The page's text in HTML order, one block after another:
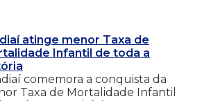
atinge menor Taxa de
Infantil de toda a
comemora a conquista da
Taxa de Mortalidade Infantil